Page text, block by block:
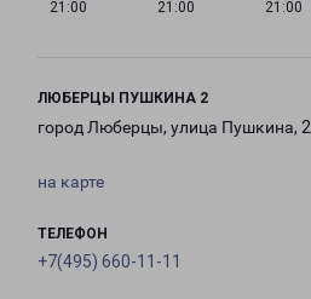
21:00 21:00 21:00
ЛЮБЕРЦЫ ПУШКИНА 2
город Люберцы, улица Пушкина, 2
на карте
ТЕЛЕФОН
+7(495) 660-11-11